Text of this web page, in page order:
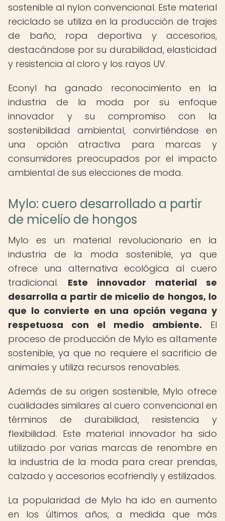
sostenible al nylon convencional. Este material
reciclado se utiliza en la producción de trajes
de baño, ropa deportiva y accesorios,
destacándose por su durabilidad, elasticidad
y resistencia al cloro y los rayos UV.
Econyl ha ganado reconocimiento en la
industria de la moda por su enfoque
innovador y su compromiso con la
sostenibilidad ambiental, convirtiéndose en
una opción atractiva para marcas y
consumidores preocupados por el impacto
ambiental de sus elecciones de moda.
Mylo: cuero desarrollado a partir
de micelio de hongos
Mylo es un material revolucionario en la
industria de la moda sostenible, ya que
ofrece una alternativa ecológica al cuero
tradicional. Este innovador material se
desarrolla a partir de micelio de hongos, lo
que lo convierte en una opción vegana y
respetuosa con el medio ambiente. El
proceso de producción de Mylo es altamente
sostenible, ya que no requiere el sacrificio de
animales y utiliza recursos renovables.
Además de su origen sostenible, Mylo ofrece
cualidades similares al cuero convencional en
términos de durabilidad, resistencia y
flexibilidad. Este material innovador ha sido
utilizado por varias marcas de renombre en
la industria de la moda para crear prendas,
calzado y accesorios ecofriendly y estilizados.
La popularidad de Mylo ha ido en aumento
en los últimos años, a medida que más